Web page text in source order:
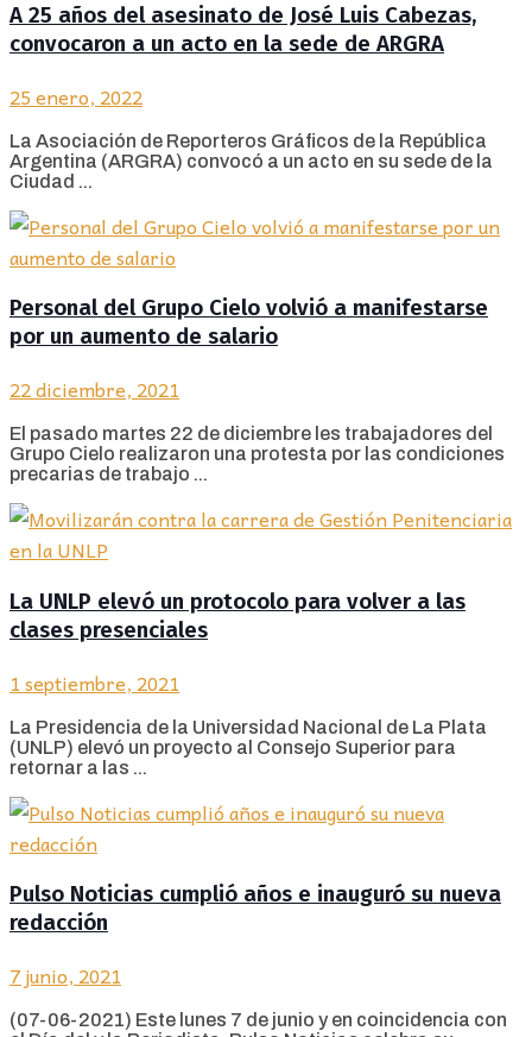
A 25 años del asesinato de José Luis Cabezas,
convocaron a un acto en la sede de ARGRA
25 enero, 2022
La Asociación de Reporteros Gráficos de la República
Argentina (ARGRA) convocó a un acto en su sede de la
Ciudad ...
Personal del Grupo Cielo volvió a manifestarse
por un aumento de salario
22 diciembre, 2021
El pasado martes 22 de diciembre les trabajadores del
Grupo Cielo realizaron una protesta por las condiciones
precarias de trabajo ...
La UNLP elevó un protocolo para volver a las
clases presenciales
1 septiembre, 2021
La Presidencia de la Universidad Nacional de La Plata
(UNLP) elevó un proyecto al Consejo Superior para
retornar a las ...
Pulso Noticias cumplió años e inauguró su nueva
redacción
7 junio, 2021
(07-06-2021) Este lunes 7 de junio y en coincidencia con